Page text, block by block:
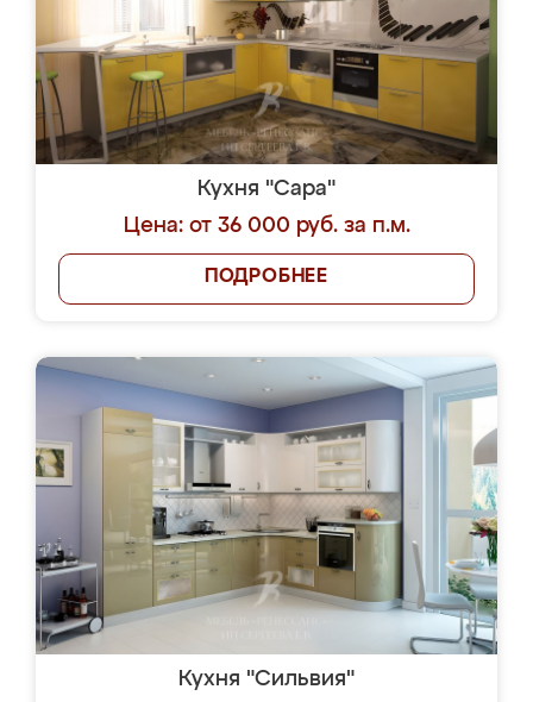
Кухня "Сара"
Цена: от 36 000 руб. за п.м.
ПОДРОБНЕЕ
Кухня "Сильвия"